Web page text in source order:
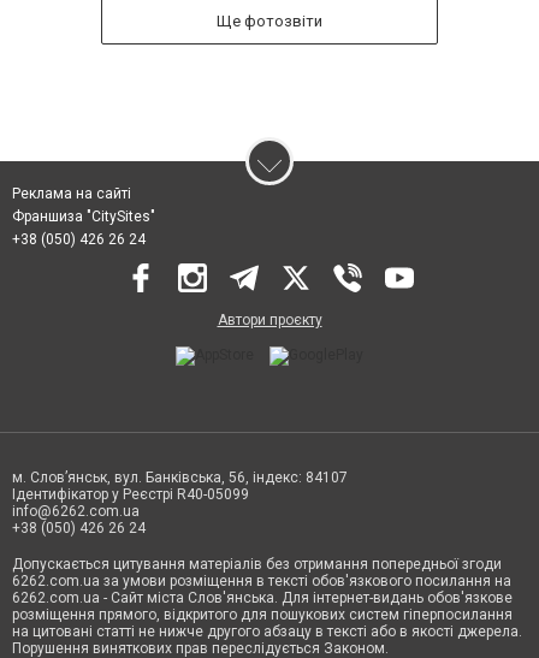
Ще фотозвіти
Реклама на сайті
Франшиза "CitySites"
+38 (050) 426 26 24
Автори проєкту
м. Слов’янськ, вул. Банківська, 56, індекс: 84107
Ідентифікатор у Реєстрі R40-05099
info@6262.com.ua
+38 (050) 426 26 24
Допускається цитування матеріалів без отримання попередньої згоди
6262.com.ua за умови розміщення в тексті обов'язкового посилання на
6262.com.ua - Сайт міста Слов'янська. Для інтернет-видань обов'язкове
розміщення прямого, відкритого для пошукових систем гіперпосилання
на цитовані статті не нижче другого абзацу в тексті або в якості джерела.
Порушення виняткових прав переслідується Законом.